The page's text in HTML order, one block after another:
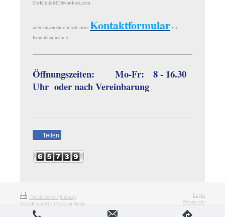
CarKlinikMH@outlook.com
oder nutzen Sie einfach unserKontaktformularzur
Kontaktaufnahme.
Öffnungszeiten: Mo-Fr: 8 - 16.30
Uhr oder nach Vereinbarung
Teilen
Druckversion
Sitemap
© CarKlinikMH Christian Weihs
Login
Webansicht